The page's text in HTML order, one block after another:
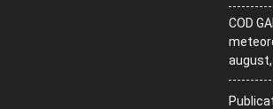
COD
august,